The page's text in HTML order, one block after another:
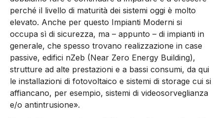
perché il livello di maturità dei sistemi oggi è molto
elevato. Anche per questo Impianti Moderni si
occupa sì di sicurezza, ma – appunto – di impianti in
generale, che spesso trovano realizzazione in case
passive, edifici nZeb (Near Zero Energy Building),
strutture ad alte prestazioni e a bassi consumi, da qui
le installazioni di fotovoltaico e sistemi di storage cui si
affiancano, per esempio, sistemi di videosorveglianza
e/o antintrusione».